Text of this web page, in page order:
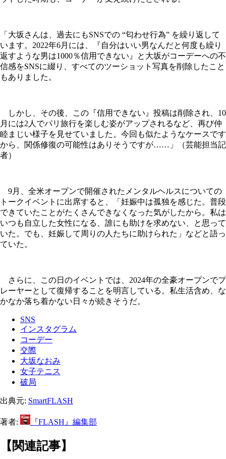
「大坂さんは、過去にもSNSでの “匂わせ行為” を繰り返して
います。2022年6月には、『自分はいい男なんだと何度も繰り
返すような男は1000％信用できない』と大坂がコーデーへの不
信感をSNSに綴り、すべてのツーショット写真を削除したこと
もありました。
しかし、その後、この『信用できない』投稿は削除され、10
月には2人でパリ旅行を楽しむ姿がアップされるなど、再び仲
睦まじい様子を見せていました。今回も似たようなケースです
から、関係修復の可能性はありそうですが……」（芸能担当記
者）
9月、全米オープンで開催されたメンタルヘルスについての
トークイベントに出席すると、「妊娠中は孤独を感じた。普段
できていたことがたくさんできなくなった気がしたから。私は
いつも自立した女性になる、誰にも助けを求めない、と思って
いた。でも、妊娠して周りの人たちに助けられた」などと語っ
ていた。
さらに、この日のイベントでは、2024年の全豪オープンでプ
レーヤーとして復帰することを明言している。私生活含め、な
かなか落ち着かない日々が続きそうだ。
SNS
インスタグラム
コーデー
交際
大坂なおみ
女子テニス
破局
出典元: SmartFLASH
著者: 『FLASH』編集部
【関連記事】